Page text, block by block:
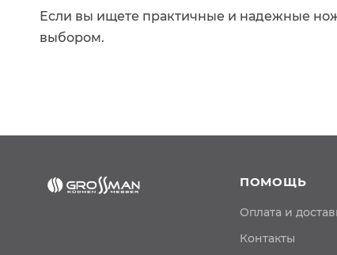
Если вы ищете практичные и надежные
выбором.
ПОМОЩЬ
Оплата и
Контакты